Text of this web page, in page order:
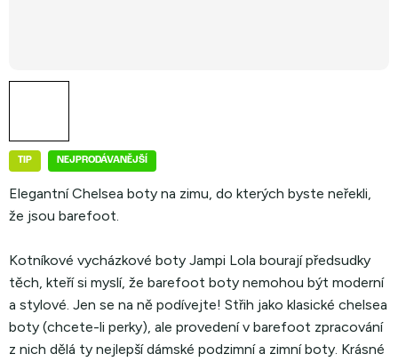
TIP NEJPRODÁVANĚJŠÍ
Elegantní Chelsea boty na zimu, do kterých byste neřekli,
že jsou barefoot.
Kotníkové vycházkové boty Jampi Lola bourají předsudky
těch, kteří si myslí, že barefoot boty nemohou být moderní
a stylové. Jen se na ně podívejte! Střih jako klasické chelsea
boty (chcete-li perky), ale provedení v barefoot zpracování
z nich dělá ty nejlepší dámské podzimní a zimní boty. Krásné